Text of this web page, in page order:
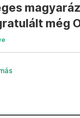
még